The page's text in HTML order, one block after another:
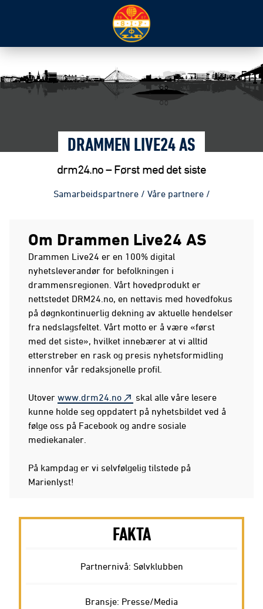
DRAMMEN LIVE24 AS
drm24.no – Først med det siste
Samarbeidspartnere / Våre partnere /
Om Drammen Live24 AS
Drammen Live24 er en 100% digital
nyhetsleverandør for befolkningen i
drammensregionen. Vårt hovedprodukt er
nettstedet DRM24.no, en nettavis med hovedfokus
på døgnkontinuerlig dekning av aktuelle hendelser
fra nedslagsfeltet. Vårt motto er å være «først
med det siste», hvilket innebærer at vi alltid
etterstreber en rask og presis nyhetsformidling
innenfor vår redaksjonelle profil.
Utover www.drm24.no
skal alle våre lesere
kunne holde seg oppdatert på nyhetsbildet ved å
følge oss på Facebook og andre sosiale
mediekanaler.
På kampdag er vi selvfølgelig tilstede på
Marienlyst!
FAKTA
Partnernivå: Sølvklubben
Bransje: Presse/Media